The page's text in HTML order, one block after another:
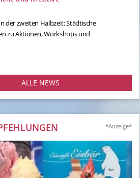
der zweiten Halbzeit: Städtische
zu Aktionen, Workshops und
ALLE NEWS
*Anzeige*